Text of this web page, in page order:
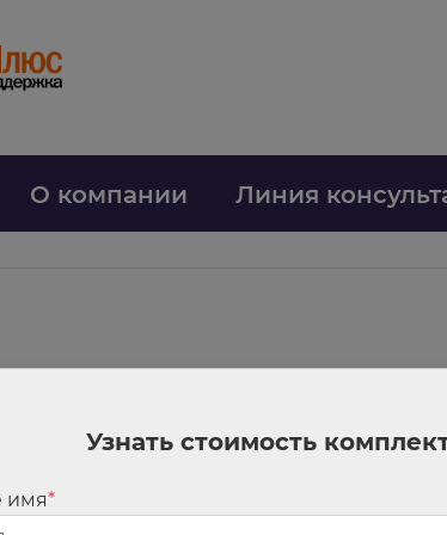
О компании Линия
как работать с 1 сентября 2024 года
квалифицированной ЭП представитель юрлица или ИП
доверенность (МЧД), которую выдали
в инспекцию, и та должна ее принять.
на сайте Минцифры.Кроме того, с 1 сентября 2024 года
Узнать стоимость
имя*